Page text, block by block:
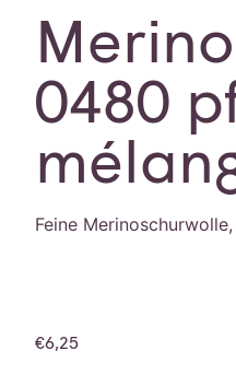
0480
Feine
€6,25